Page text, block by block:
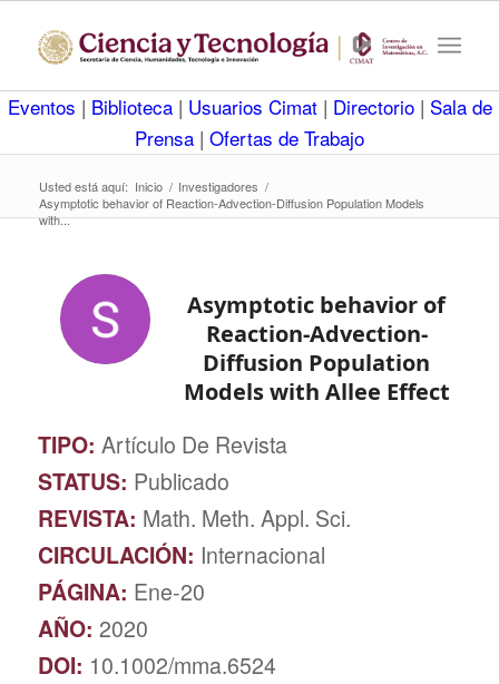
Eventos | Biblioteca | Usuarios Cimat | Directorio | Sala de
Prensa | Ofertas de Trabajo
Usted está aquí: Inicio / Investigadores /
Asymptotic behavior of Reaction-Advection-Diffusion Population Models
with...
Asymptotic behavior of
Reaction-Advection-
Diffusion Population
Models with Allee Effect
TIPO: Artículo De Revista
STATUS: Publicado
REVISTA: Math. Meth. Appl. Sci.
CIRCULACIÓN: Internacional
PÁGINA: Ene-20
AÑO: 2020
DOI: 10.1002/mma.6524